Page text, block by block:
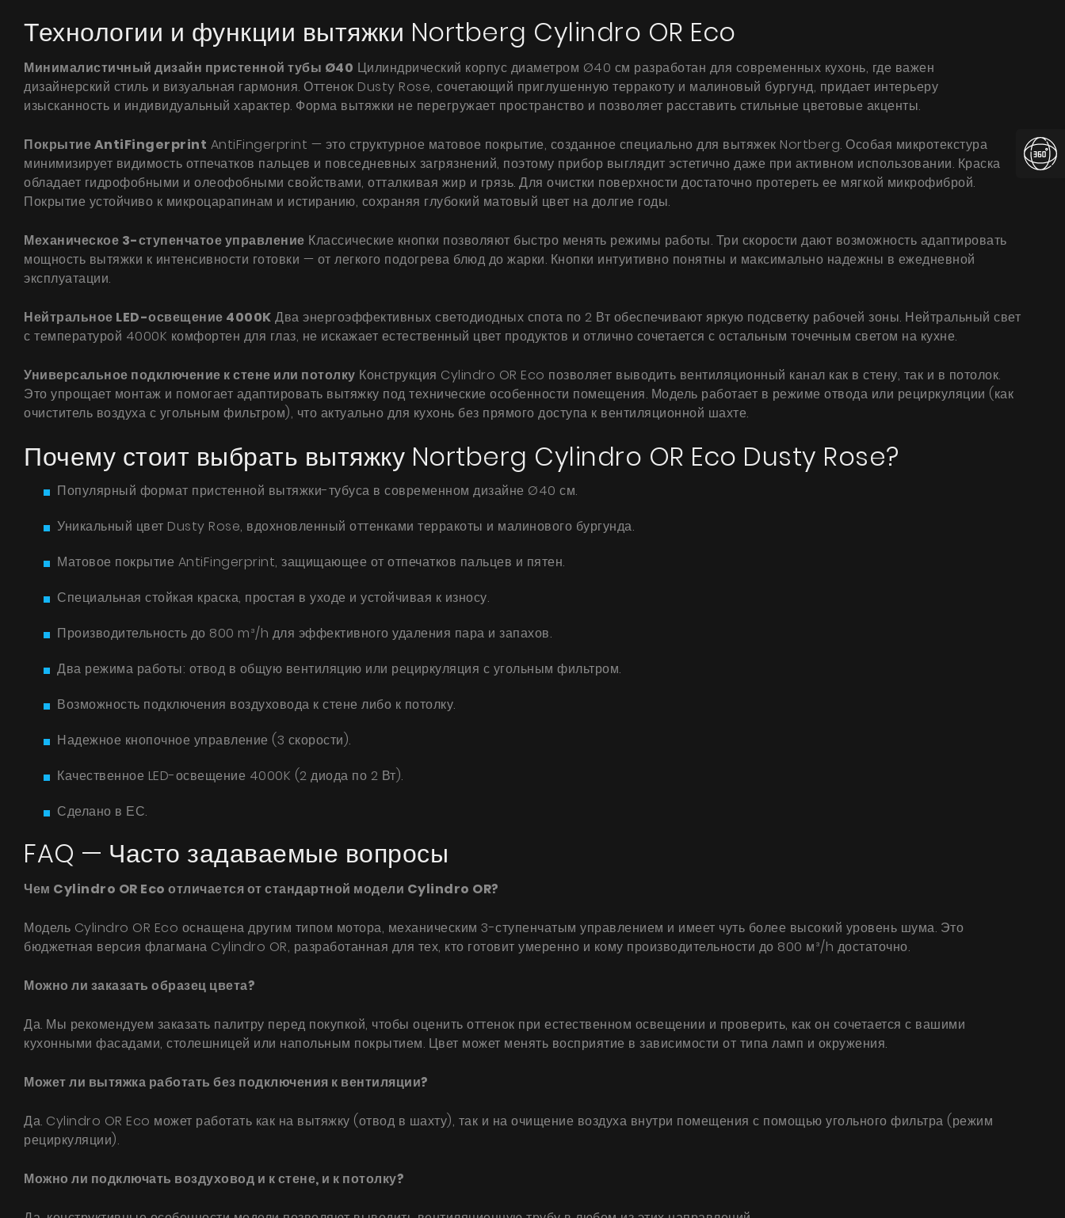
Страница дизайнера
Техническая поддержка
Виртуальный салон
Где купить
Галерея
Акции
Контакты
UA |RU
Технологии и функции вытяжки Nortberg Cylindro OR Eco
Минималистичный дизайн пристенной тубы Ø40 Цилиндрический корпус диаметром Ø40 см разработан для современных кухонь, где важен
дизайнерский стиль и визуальная гармония. Оттенок Dusty Rose, сочетающий приглушенную терракоту и малиновый бургунд, придает интерьеру
изысканность и индивидуальный характер. Форма вытяжки не перегружает пространство и позволяет расставить стильные цветовые акценты.
Покрытие AntiFingerprint AntiFingerprint — это структурное матовое покрытие, созданное специально для вытяжек Nortberg. Особая микротекстура
минимизирует видимость отпечатков пальцев и повседневных загрязнений, поэтому прибор выглядит эстетично даже при активном использовании. Краска
обладает гидрофобными и олеофобными свойствами, отталкивая жир и грязь. Для очистки поверхности достаточно протереть ее мягкой микрофиброй.
Покрытие устойчиво к микроцарапинам и истиранию, сохраняя глубокий матовый цвет на долгие годы.
Механическое 3-ступенчатое управление Классические кнопки позволяют быстро менять режимы работы. Три скорости дают возможность адаптировать
мощность вытяжки к интенсивности готовки — от легкого подогрева блюд до жарки. Кнопки интуитивно понятны и максимально надежны в ежедневной
эксплуатации.
Нейтральное LED-освещение 4000K Два энергоэффективных светодиодных спота по 2 Вт обеспечивают яркую подсветку рабочей зоны. Нейтральный свет
с температурой 4000K комфортен для глаз, не искажает естественный цвет продуктов и отлично сочетается с остальным точечным светом на кухне.
Универсальное подключение к стене или потолку Конструкция Cylindro OR Eco позволяет выводить вентиляционный канал как в стену, так и в потолок.
Это упрощает монтаж и помогает адаптировать вытяжку под технические особенности помещения. Модель работает в режиме отвода или рециркуляции (как
очиститель воздуха с угольным фильтром), что актуально для кухонь без прямого доступа к вентиляционной шахте.
Почему стоит выбрать вытяжку Nortberg Cylindro OR Eco Dusty Rose?
Популярный формат пристенной вытяжки-тубуса в современном дизайне Ø40 см.
Уникальный цвет Dusty Rose, вдохновленный оттенками терракоты и малинового бургунда.
Матовое покрытие AntiFingerprint, защищающее от отпечатков пальцев и пятен.
Специальная стойкая краска, простая в уходе и устойчивая к износу.
Производительность до 800 m³/h для эффективного удаления пара и запахов.
Два режима работы: отвод в общую вентиляцию или рециркуляция с угольным фильтром.
Возможность подключения воздуховода к стене либо к потолку.
Надежное кнопочное управление (3 скорости).
Качественное LED-освещение 4000K (2 диода по 2 Вт).
Сделано в ЕС.
FAQ — Часто задаваемые вопросы
Чем Cylindro OR Eco отличается от стандартной модели Cylindro OR?
Модель Cylindro OR Eco оснащена другим типом мотора, механическим 3-ступенчатым управлением и имеет чуть более высокий уровень шума. Это
бюджетная версия флагмана Cylindro OR, разработанная для тех, кто готовит умеренно и кому производительности до 800 м³/h достаточно.
Можно ли заказать образец цвета?
Да. Мы рекомендуем заказать палитру перед покупкой, чтобы оценить оттенок при естественном освещении и проверить, как он сочетается с вашими
кухонными фасадами, столешницей или напольным покрытием. Цвет может менять восприятие в зависимости от типа ламп и окружения.
Может ли вытяжка работать без подключения к вентиляции?
Да. Cylindro OR Eco может работать как на вытяжку (отвод в шахту), так и на очищение воздуха внутри помещения с помощью угольного фильтра (режим
рециркуляции).
Можно ли подключать воздуховод и к стене, и к потолку?